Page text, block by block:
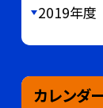
2019年度
カレンダ